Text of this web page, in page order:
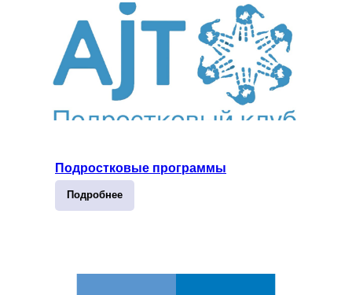
Подростковые программы
Подробнее